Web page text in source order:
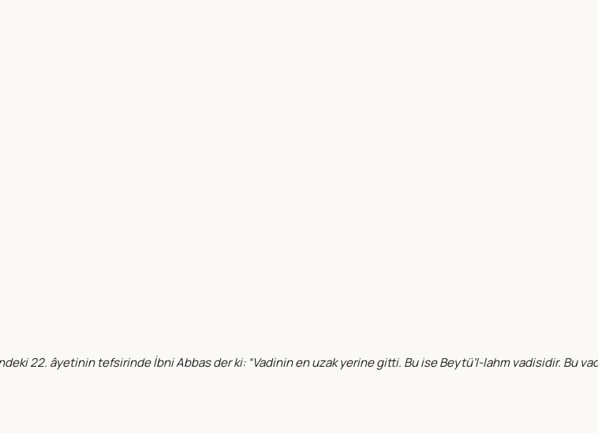
22. âyetinin tefsirinde İbni Abbas der ki: “Vadinin en uzak yerine gitti. Bu ise Beytü’l-lahm vadisidir. Bu